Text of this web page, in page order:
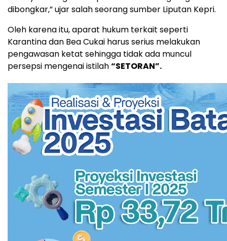
dibongkar,” ujar salah seorang sumber Liputan Kepri.
Oleh karena itu, aparat hukum terkait seperti
Karantina dan Bea Cukai harus serius melakukan
pengawasan ketat sehingga tidak ada muncul
persepsi mengenai istilah“SETORAN”.